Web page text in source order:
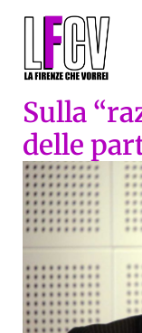
Sulla
delle